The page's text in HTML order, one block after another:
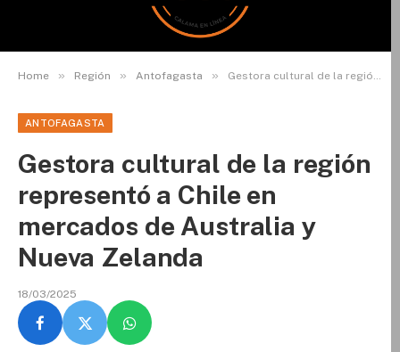
Home » Región » Antofagasta » Gestora cultural de la región representó a Chile en mercados de Australia y Nueva Zelanda
ANTOFAGASTA
Gestora cultural de la región
representó a Chile en
mercados de Australia y
Nueva Zelanda
18/03/2025